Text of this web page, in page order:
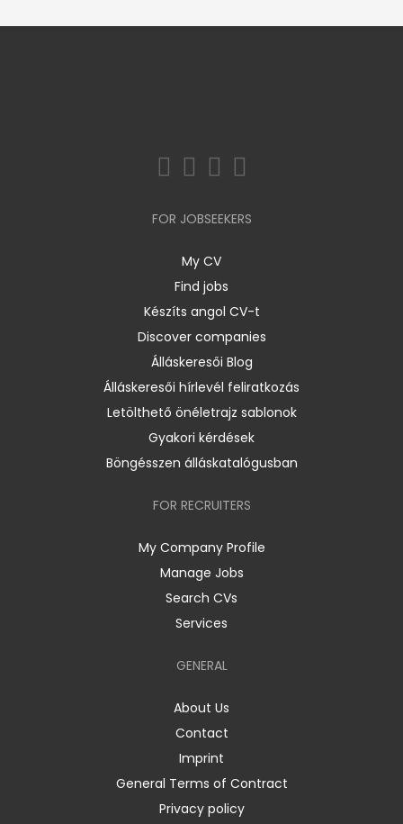
FOR JOBSEEKERS
My CV
Find jobs
Készíts angol CV-t
Discover companies
Álláskeresői Blog
Álláskeresői hírlevél feliratkozás
Letölthető önéletrajz sablonok
Gyakori kérdések
Böngésszen álláskatalógusban
FOR RECRUITERS
My Company Profile
Manage Jobs
Search CVs
Services
GENERAL
About Us
Contact
Imprint
General Terms of Contract
Privacy policy